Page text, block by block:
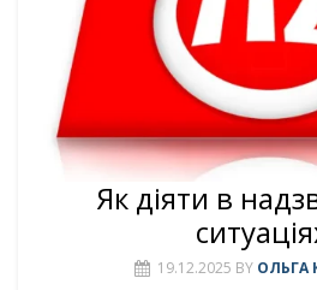
Як діяти в
19.12.2025 BY ОЛЬГА